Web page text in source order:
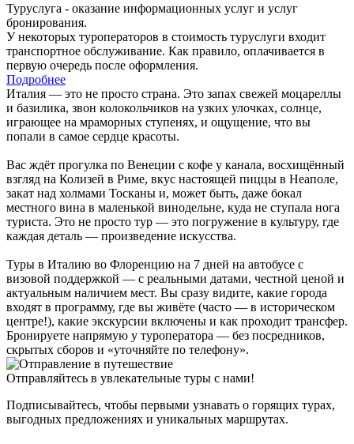
Туруслуга - оказание информационных услуг и услуг
бронирования.
У некоторых туроператоров в стоимость туруслуги входит
транспортное обслуживание. Как правило, оплачивается в
первую очередь после оформления.
Подробнее
Италия — это не просто страна. Это запах свежей моцареллы
и базилика, звон колокольчиков на узких улочках, солнце,
играющее на мраморных ступенях, и ощущение, что вы
попали в самое сердце красоты.
Вас ждёт прогулка по Венеции с кофе у канала, восхищённый
взгляд на Колизей в Риме, вкус настоящей пиццы в Неаполе,
закат над холмами Тосканы и, может быть, даже бокал
местного вина в маленькой винодельне, куда не ступала нога
туриста. Это не просто тур — это погружение в культуру, где
каждая деталь — произведение искусства.
Туры в Италию во Флоренцию на 7 дней на автобусе с
визовой поддержкой — с реальными датами, честной ценой и
актуальным наличием мест. Вы сразу видите, какие города
входят в программу, где вы живёте (часто — в историческом
центре!), какие экскурсии включены и как проходит трансфер.
Бронируете напрямую у туроператора — без посредников,
скрытых сборов и «уточняйте по телефону».
Отправляйтесь в увлекательные туры с нами!
Подписывайтесь, чтобы первыми узнавать о горящих турах,
выгодных предложениях и уникальных маршрутах.